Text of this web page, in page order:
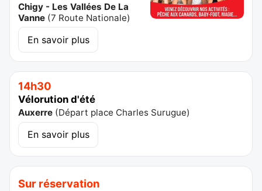
Chigy - Les Vallées De La
Vanne (7 Route Nationale)
En savoir plus
14h30
Vélorution d'été
Auxerre (Départ place Charles Surugue)
En savoir plus
Sur réservation